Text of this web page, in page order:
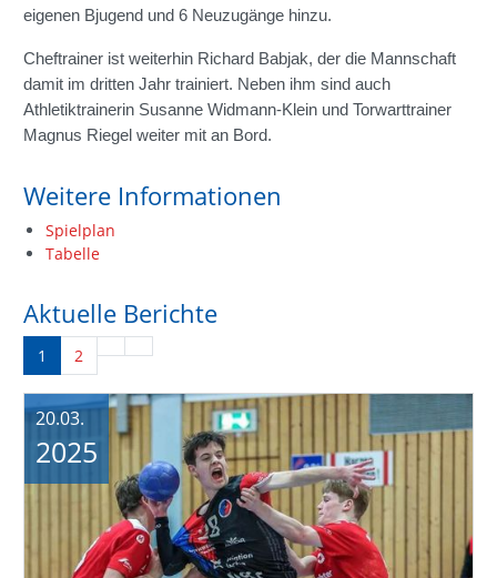
eigenen Bjugend und 6 Neuzugänge hinzu.
Cheftrainer ist weiterhin Richard Babjak, der die Mannschaft
damit im dritten Jahr trainiert. Neben ihm sind auch
Athletiktrainerin Susanne Widmann-Klein und Torwarttrainer
Magnus Riegel weiter mit an Bord.
Weitere Informationen
Spielplan
Tabelle
Aktuelle Berichte
1 2
20.03.
2025